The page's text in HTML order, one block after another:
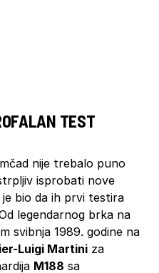
TEST
nije trebalo puno
isprobati nove
bio da ih prvi testira
legendarnog brka na
svibnja 1989. godine na
Luigi Martini za
M188 sa